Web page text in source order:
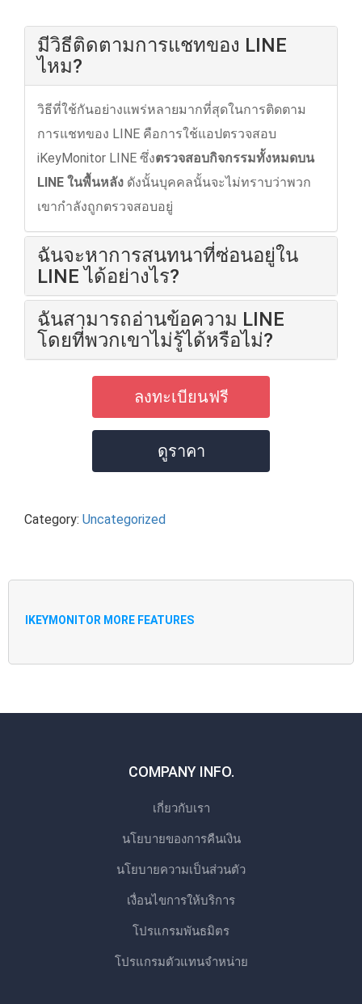
มีวิธีติดตามการแชทของ LINE
ไหม?
วิธีที่ใช้กันอย่างแพร่หลายมากที่สุดในการติดตาม
การแชทของ LINE คือการใช้แอปตรวจสอบ
iKeyMonitor LINE ซึ่งตรวจสอบกิจกรรมทั้งหมดบน
LINE ในพื้นหลัง ดังนั้นบุคคลนั้นจะไม่ทราบว่าพวก
เขากําลังถูกตรวจสอบอยู่
ฉันจะหาการสนทนาที่ซ่อนอยู่ใน
LINE ได้อย่างไร?
ฉันสามารถอ่านข้อความ LINE
โดยที่พวกเขาไม่รู้ได้หรือไม่?
ลงทะเบียนฟรี
ดูราคา
Category: Uncategorized
IKEYMONITOR MORE FEATURES
COMPANY INFO.
เกี่ยวกับเรา
นโยบายของการคืนเงิน
นโยบายความเป็นส่วนตัว
เงื่อนไขการให้บริการ
โปรแกรมพันธมิตร
โปรแกรมตัวแทนจําหน่าย